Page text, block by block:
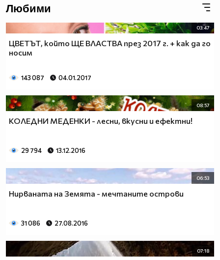
Любими
03:47
ЦВЕТЪТ, който ЩЕ ВЛАСТВА през 2017 г. + как да го
носим
143 087 04.01.2017
08:57
КОЛЕДНИ МЕДЕНКИ - лесни, вкусни и ефектни!
29 794 13.12.2016
06:53
Нирваната на Земята - мечтаните острови
31 086 27.08.2016
07:18